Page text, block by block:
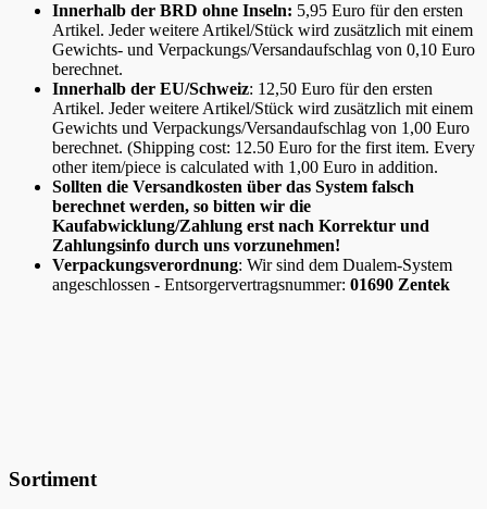
Innerhalb der BRD ohne Inseln: 5,95 Euro für den ersten
Artikel. Jeder weitere Artikel/Stück wird zusätzlich mit einem
Gewichts- und Verpackungs/Versandaufschlag von 0,10 Euro
berechnet.
Innerhalb der EU/Schweiz: 12,50 Euro für den ersten
Artikel. Jeder weitere Artikel/Stück wird zusätzlich mit einem
Gewichts und Verpackungs/Versandaufschlag von 1,00 Euro
berechnet. (Shipping cost: 12.50 Euro for the first item. Every
other item/piece is calculated with 1,00 Euro in addition.
Sollten die Versandkosten über das System falsch
berechnet werden, so bitten wir die
Kaufabwicklung/Zahlung erst nach Korrektur und
Zahlungsinfo durch uns vorzunehmen!
Verpackungsverordnung: Wir sind dem Dualem-System
angeschlossen - Entsorgervertragsnummer: 01690 Zentek
Sortiment